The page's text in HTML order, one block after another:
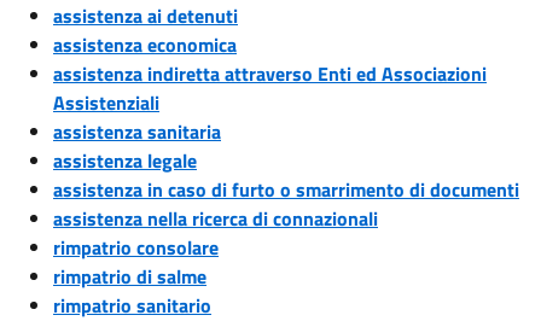
assistenza ai detenuti
assistenza economica
assistenza indiretta attraverso Enti ed Associazioni
Assistenziali
assistenza sanitaria
assistenza legale
assistenza in caso di furto o smarrimento di documenti
assistenza nella ricerca di connazionali
rimpatrio consolare
rimpatrio di salme
rimpatrio sanitario